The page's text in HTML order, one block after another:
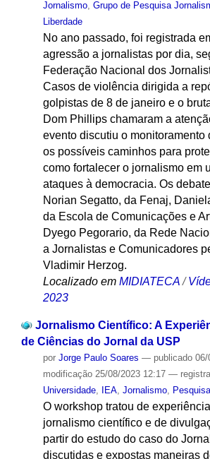
Jornalismo, Grupo de Pesquisa
Liberdade
No ano passado, foi registrada
agressão a jornalistas por dia,
Federação Nacional dos
Casos de violência dirigida a
golpistas de 8 de janeiro e o
Dom Phillips chamaram a
evento discutiu o monitoramento
os possíveis caminhos para
como fortalecer o jornalismo em
ataques à democracia. Os
Norian Segatto, da Fenaj,
da Escola de Comunicações e
Dyego Pegorario, da Rede
a Jornalistas e Comunicadores
Vladimir Herzog.
Localizado em MIDIATECA /
2023
Jornalismo Científico: A
de Ciências do Jornal da USP
por Jorge Paulo Soares — publicado06/
modificação25/08/2023 12:17 —
Universidade, IEA, Jornalismo, Pesquisa
O workshop tratou de
jornalismo científico e de
partir do estudo do caso do
discutidas e expostas maneiras